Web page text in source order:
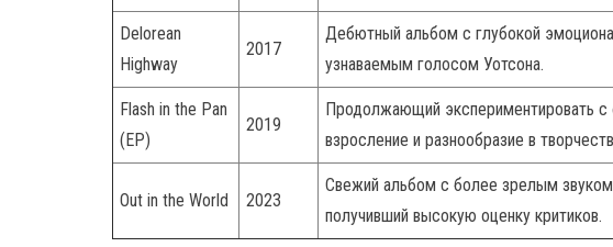
Delorean
Highway
2017
Дебютный альбом с глубокой
узнаваемым голосом Уотсона.
Flash in the Pan
(EP)
2019
Продолжающий экспериментировать
взросление и разнообразие в
Out in the World 2023
Свежий альбом с более зрелым
получивший высокую оценку критиков.